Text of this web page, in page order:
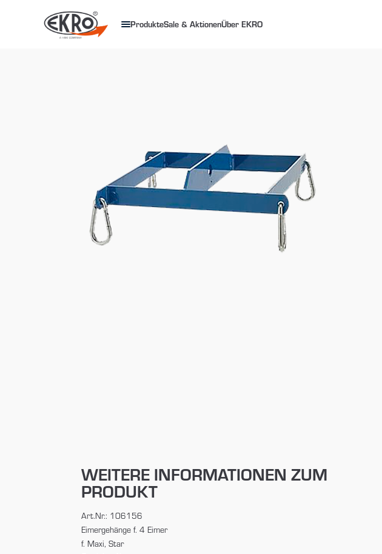
ProdukteSale & AktionenÜber EKRO
WEITERE INFORMATIONEN ZUM
PRODUKT
Art.Nr.: 106156
Eimergehänge f. 4 Eimer
f. Maxi, Star